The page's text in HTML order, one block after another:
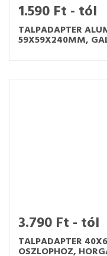
1.590 Ft - tól
TALPADAPTER
59X59X240MM,
3.790 Ft - tól
TALPADAPTER
OSZLOPHOZ,